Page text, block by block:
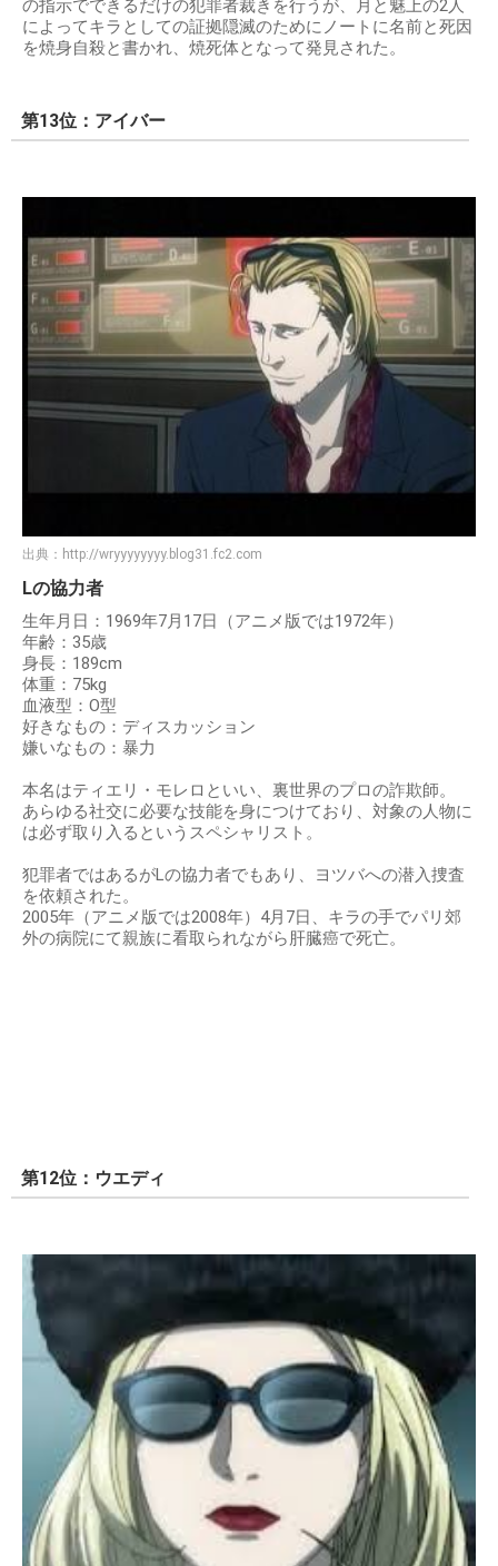
の指示でできるだけの犯罪者裁きを行うが、月と魅上の2人
によってキラとしての証拠隠滅のためにノートに名前と死因
を焼身自殺と書かれ、焼死体となって発見された。
第13位：アイバー
出典： http://wryyyyyyyy.blog31.fc2.com
Lの協力者
生年月日：1969年7月17日（アニメ版では1972年）
年齢：35歳
身長：189cm
体重：75kg
血液型：O型
好きなもの：ディスカッション
嫌いなもの：暴力
本名はティエリ・モレロといい、裏世界のプロの詐欺師。
あらゆる社交に必要な技能を身につけており、対象の人物に
は必ず取り入るというスペシャリスト。
犯罪者ではあるがLの協力者でもあり、ヨツバへの潜入捜査
を依頼された。
2005年（アニメ版では2008年）4月7日、キラの手でパリ郊
外の病院にて親族に看取られながら肝臓癌で死亡。
第12位：ウエディ